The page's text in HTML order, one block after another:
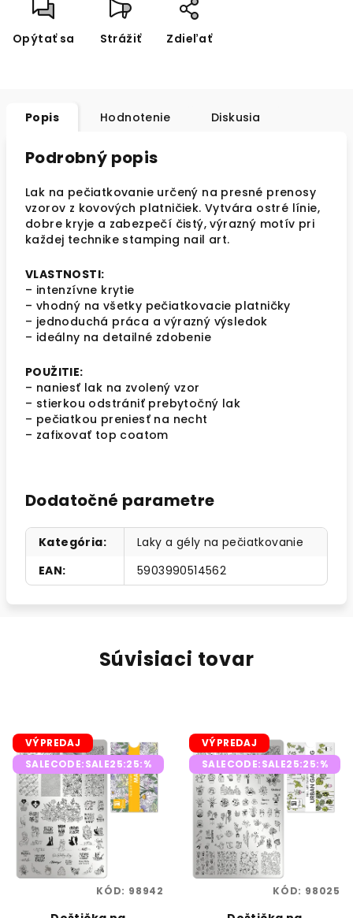
Opýtať sa Strážiť Zdieľať
Popis Hodnotenie Diskusia
Podrobný popis
Lak na pečiatkovanie určený na presné prenosy
vzorov z kovových platničiek. Vytvára ostré línie,
dobre kryje a zabezpečí čistý, výrazný motív pri
každej technike stamping nail art.
VLASTNOSTI:
– intenzívne krytie
– vhodný na všetky pečiatkovacie platničky
– jednoduchá práca a výrazný výsledok
– ideálny na detailné zdobenie
POUŽITIE:
– naniesť lak na zvolený vzor
– stierkou odstrániť prebytočný lak
– pečiatkou preniesť na necht
– zafixovať top coatom
Dodatočné parametre
Kategória:
Laky a gély na pečiatkovanie
EAN: 5903990514562
Súvisiaci tovar
VÝPREDAJ
SALECODE:SALE25:25:%
KÓD: 98942
VÝPREDAJ
SALECODE:SALE25:25:%
KÓD: 98025